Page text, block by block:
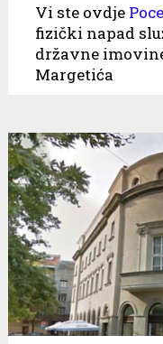
Vi ste ovdje
fizički napad
državne
Margetića